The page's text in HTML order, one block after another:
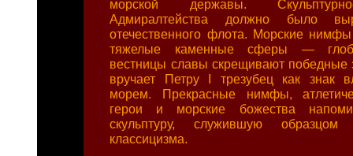
морской державы.
Адмиралтейства должно было
отечественного флота. Морские
тяжелые каменные сферы —
вестницы славы скрещивают победные
вручает Петру I трезубец как знак
морем. Прекрасные нимфы,
герои и морские божества
скульптуру, служившую
классицизма.